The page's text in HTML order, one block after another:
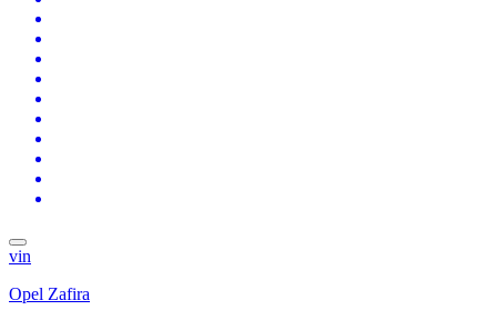
vin
Opel Zafira